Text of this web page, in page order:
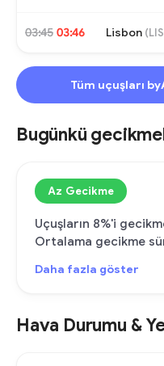
03:45 03:46 Lisbon (LIS
Tüm uçuşları
Bugünkü
Az Gecikme
Uçuşların 8%'i
Ortalama gecikme
Daha fazla göster
Hava Durumu &